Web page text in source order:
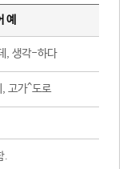
예
, 생각-하다
고가^도로
.